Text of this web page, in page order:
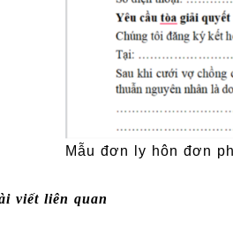
Mẫu đơn ly hôn đơn
viết liên quan